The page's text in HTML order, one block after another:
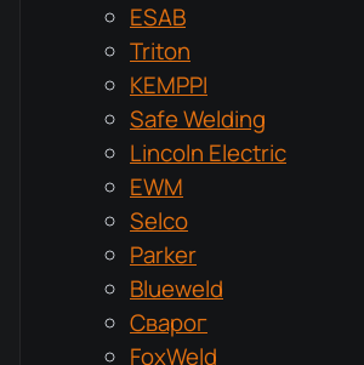
ESAB
Triton
KEMPPI
Safe Welding
Lincoln Electric
EWM
Selco
Parker
Blueweld
Сварог
FoxWeld